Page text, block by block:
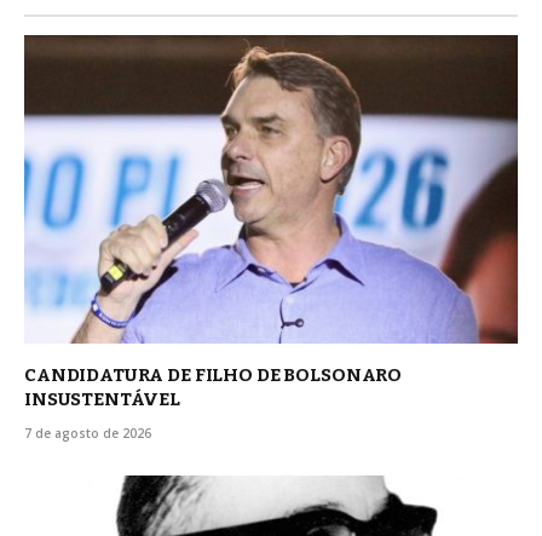
CANDIDATURA DE FILHO DE BOLSONARO
INSUSTENTÁVEL
7 de agosto de 2026